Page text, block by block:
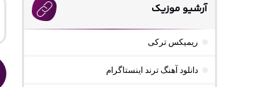
آرشیو موزیک
ریمیکس ترکی
دانلود آهنگ ترند اینستاگرام